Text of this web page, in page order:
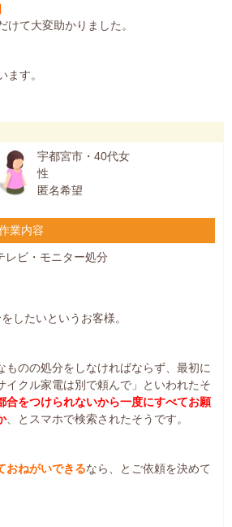
けて大変助かりました。
ます。
宇都宮市・40代女
性
匿名希望
業内容
レビ・モニター処分
したいというお客様。
ものの処分をしなければならず、最初に
イクル家電は別で頼んで」といわれたそ
合をつけられないから一度にすべてお願
、とスマホで検索されたそうです。
おねがいできるなら、とご依頼を決めて